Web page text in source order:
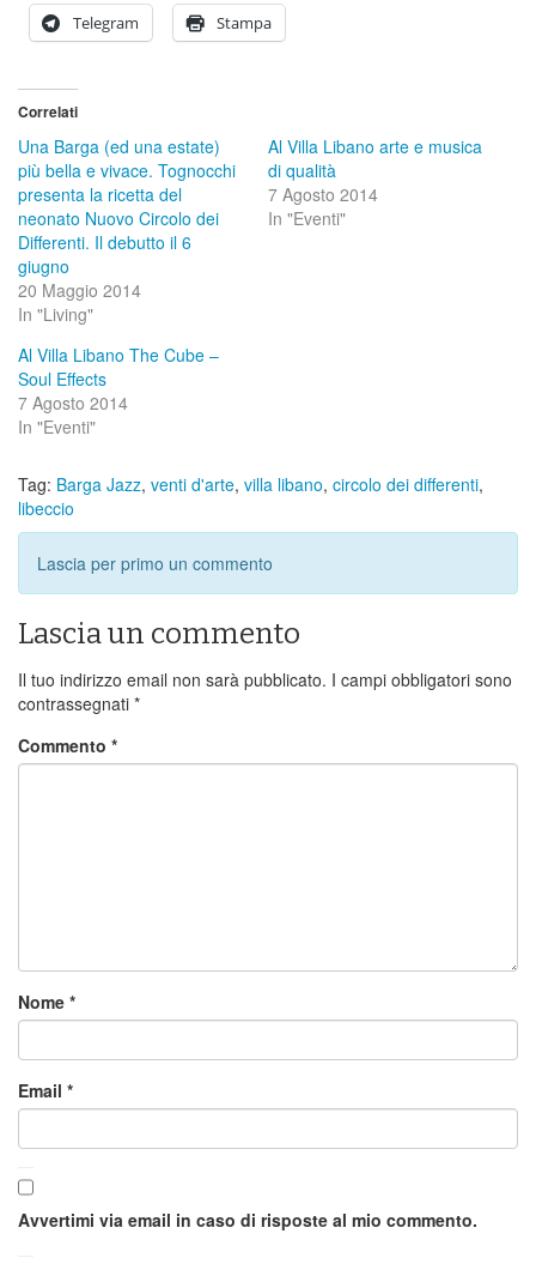
Telegram Stampa
Correlati
Una Barga (ed una estate)
più bella e vivace. Tognocchi
presenta la ricetta del
neonato Nuovo Circolo dei
Differenti. Il debutto il 6
giugno
20 Maggio 2014
In "Living"
Al Villa Libano arte e musica
di qualità
7 Agosto 2014
In "Eventi"
Al Villa Libano The Cube –
Soul Effects
7 Agosto 2014
In "Eventi"
Tag: Barga Jazz, venti d'arte, villa libano, circolo dei differenti,
libeccio
Lascia per primo un commento
Lascia un commento
Il tuo indirizzo email non sarà pubblicato. I campi obbligatori sono
contrassegnati *
Commento *
Nome *
Email *
Avvertimi via email in caso di risposte al mio commento.